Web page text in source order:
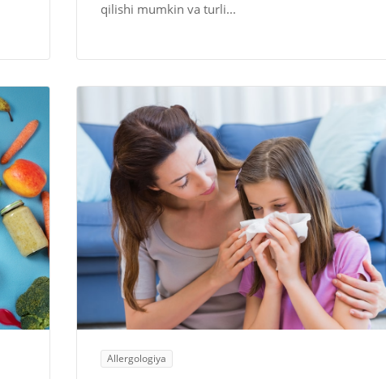
qilishi mumkin va turli...
Allergologiya